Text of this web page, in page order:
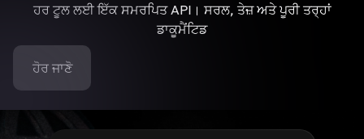
ਹਰ ਟੂਲ ਲਈ ਇੱਕ ਸਮਰਪਿਤ API। ਸਰਲ, ਤੇਜ਼ ਅਤੇ ਪੂਰੀ ਤਰ੍ਹਾਂ
ਡਾਕੂਮੈਂਟਿਡ
ਹੋਰ ਜਾਣੋ